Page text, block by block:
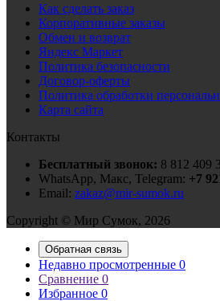
Как сделать заказ
Корпоративные заказы
Обмен и возврат
Яндекс Маркет
Политика безопасности
Договор-оферты
Политика обработки
Карта сайта
Контакты
Бесплатный звонок: 8 812 409
WhatsApp, Макс, Telegram: +7
Email: zakaz@mir-sumok.ru
Copyright © Мир Сумок, 2026
Обратная связь
Недавно просмотренные 0
Сравнение 0
Избранное 0